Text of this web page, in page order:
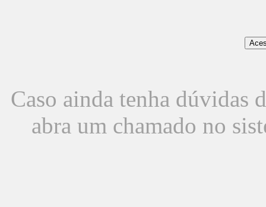
Caso ainda tenha dúvidas
abra um chamado no